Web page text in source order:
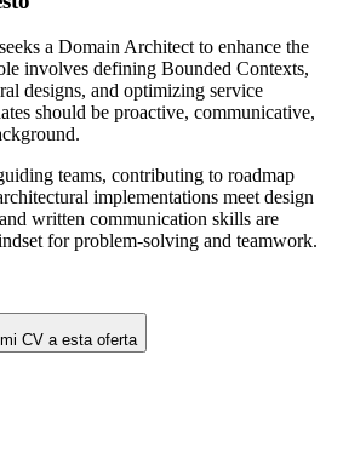
a Domain Architect to enhance the
involves defining Bounded Contexts,
designs, and optimizing service
should be proactive, communicative,
teams, contributing to roadmap
implementations meet design
written communication skills are
for problem-solving and teamwork.
CV a esta oferta